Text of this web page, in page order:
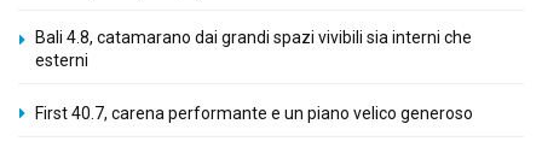
Bali 4.8, catamarano dai grandi spazi vivibili sia interni che
esterni
First 40.7, carena performante e un piano velico generoso